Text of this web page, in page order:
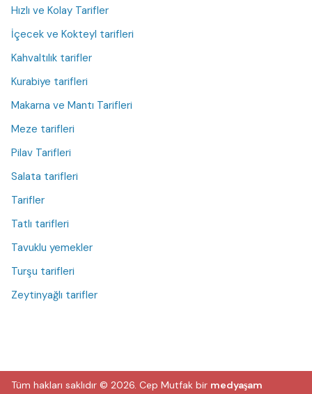
Hızlı ve Kolay Tarifler
İçecek ve Kokteyl tarifleri
Kahvaltılık tarifler
Kurabiye tarifleri
Makarna ve Mantı Tarifleri
Meze tarifleri
Pilav Tarifleri
Salata tarifleri
Tarifler
Tatlı tarifleri
Tavuklu yemekler
Turşu tarifleri
Zeytinyağlı tarifler
Tüm hakları saklıdır © 2026. Cep Mutfak bir medyaşam